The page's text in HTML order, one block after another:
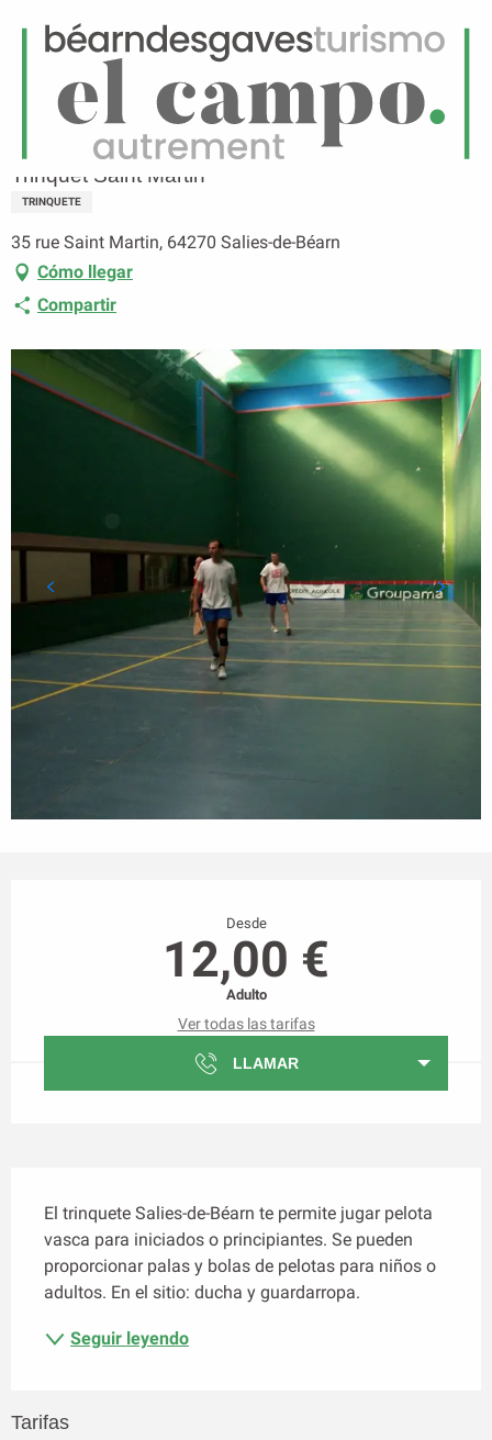
Menú
Página principal Trinquet Saint Martin
Trinquet Saint Martin
TRINQUETE
35 rue Saint Martin, 64270 Salies-de-Béarn
Cómo llegar
Compartir
Desde
12,00 €
Adulto
Ver todas las tarifas
LLAMAR
El trinquete Salies-de-Béarn te permite jugar pelota
vasca para iniciados o principiantes. Se pueden
proporcionar palas y bolas de pelotas para niños o
adultos. En el sitio: ducha y guardarropa.
Seguir leyendo
Tarifas